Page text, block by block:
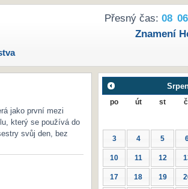
Přesný čas: 08 06
Znamení
jako první mezi
který se používá do
svůj den, bez
po út st
3 4 5
10 11 12
17 18 19